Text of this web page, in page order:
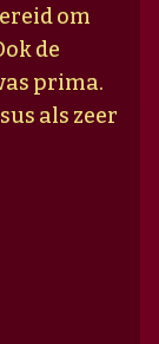
om
de
prima.
als zeer